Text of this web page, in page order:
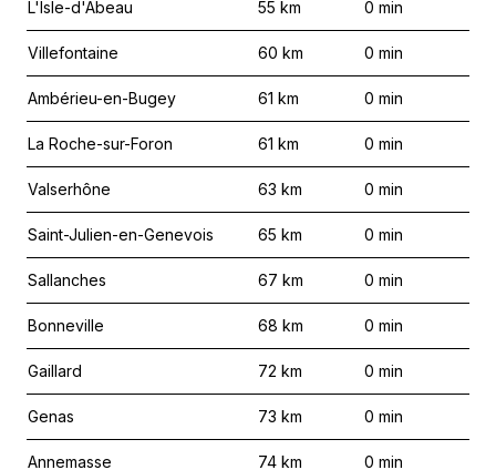
L'Isle-d'Abeau 55 km 0 min
Villefontaine 60 km 0 min
Ambérieu-en-Bugey 61 km 0 min
La Roche-sur-Foron 61 km 0 min
Valserhône 63 km 0 min
Saint-Julien-en-Genevois 65 km 0 min
Sallanches 67 km 0 min
Bonneville 68 km 0 min
Gaillard 72 km 0 min
Genas 73 km 0 min
Annemasse 74 km 0 min